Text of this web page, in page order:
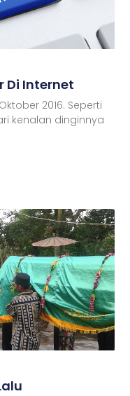
Di Internet
2016. Seperti
kenalan dinginnya